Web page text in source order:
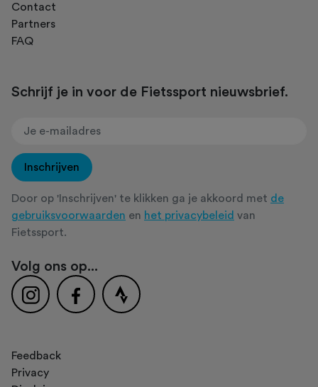
Contact
Partners
FAQ
Schrijf je in voor de Fietssport nieuwsbrief.
Inschrijven
Door op 'Inschrijven' te klikken ga je akkoord met de
gebruiksvoorwaarden en het privacybeleid van
Fietssport.
Volg ons op...
Feedback
Privacy